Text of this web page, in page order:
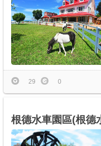
29 0
根德水車園區(根德